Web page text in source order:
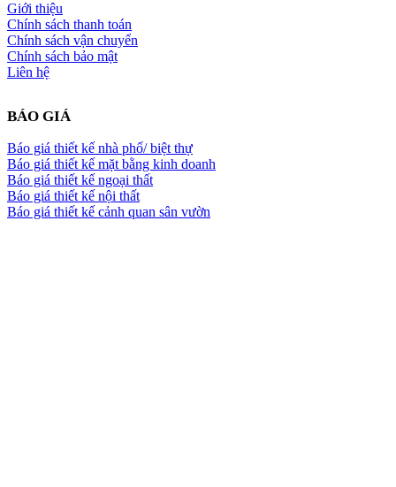
Giới thiệu
Chính sách thanh toán
Chính sách vận chuyển
Chính sách bảo mật
Liên hệ
BÁO GIÁ
Báo giá thiết kế nhà phố/ biệt thự
Báo giá thiết kế mặt bằng kinh doanh
Báo giá thiết kế ngoại thất
Báo giá thiết kế nội thất
Báo giá thiết kế cảnh quan sân vườn